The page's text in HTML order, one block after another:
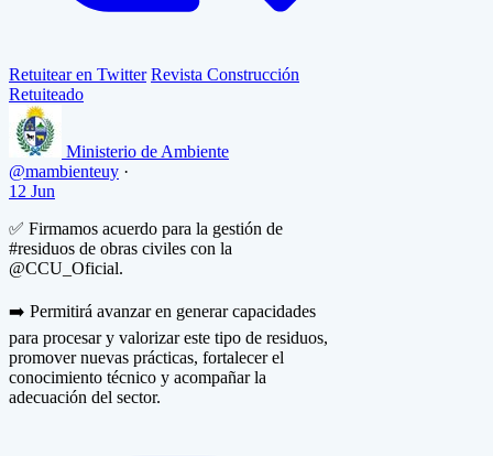
Retuitear en Twitter Revista Construcción
Retuiteado
Ministerio de Ambiente
@mambienteuy ·
12 Jun
✅ Firmamos acuerdo para la gestión de
#residuos de obras civiles con la
@CCU_Oficial.
➡️ Permitirá avanzar en generar capacidades
para procesar y valorizar este tipo de residuos,
promover nuevas prácticas, fortalecer el
conocimiento técnico y acompañar la
adecuación del sector.